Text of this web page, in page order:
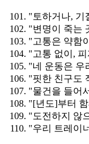
"토하거나, 기
"변명이 죽는
"고통은 약함
"고통 없이,
"네 운동은 우
"핏한 친구도
"물건을 들어
"[년도]부터
"도전하지 않
"우리 트레이